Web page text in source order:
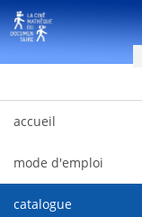
内容へスキップ
accueil
mode d'emploi
catalogue